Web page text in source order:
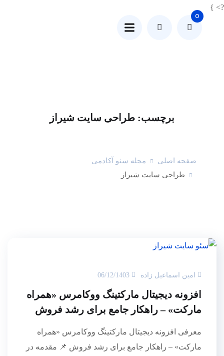
?> }
0
برچسب: طراحی سایت شیراز
صفحه اصلی
مجله سئو آکادمی
طراحی سایت شیراز
امین اسماعیل زاده 06/12/1403
افزونه دیجیتال مارکتینگ ووکامرس «همراه
مارکت» – راهکار جامع برای رشد فروش
معرفی افزونه دیجیتال مارکتینگ ووکامرس «همراه
مارکت» – راهکار جامع برای رشد فروش 📌 مقدمه در